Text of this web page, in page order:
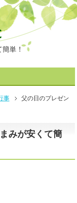
簡単！
事
父の日のプレゼン
みが安くて簡